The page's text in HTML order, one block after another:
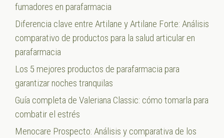
fumadores en parafarmacia
Diferencia clave entre Artilane y Artilane Forte: Análisis
comparativo de productos para la salud articular en
parafarmacia
Los 5 mejores productos de parafarmacia para
garantizar noches tranquilas
Guía completa de Valeriana Classic: cómo tomarla para
combatir el estrés
Menocare Prospecto: Análisis y comparativa de los